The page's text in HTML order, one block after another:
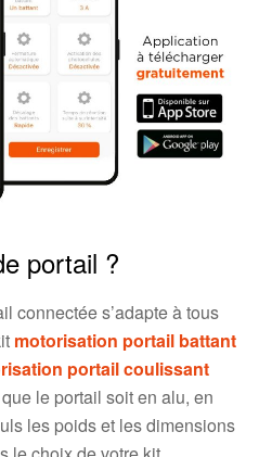
portail ?
connectée s’adapte à tous
motorisation portail battant
portail coulissant
le portail soit en alu, en
les poids et les dimensions